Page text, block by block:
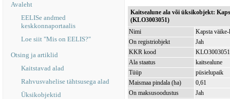
Avaleht
EELISe andmed
keskkonnaportaalis
Loe siit "Mis on EELIS?"
Otsing ja artiklid
Kaitstavad alad
Rahvusvahelise tähtsusega alad
Üksikobjektid
Kaitsealune ala või üksikobjekt:
(KLO3003051)
Nimi
Kapsta
On registriobjekt
Jah
KKR kood
KLO3003051
Ala staatus
kaitsealune
Tüüp
püsielupaik
Maismaa pindala (ha)
0,61
On maksusoodustus
Jah